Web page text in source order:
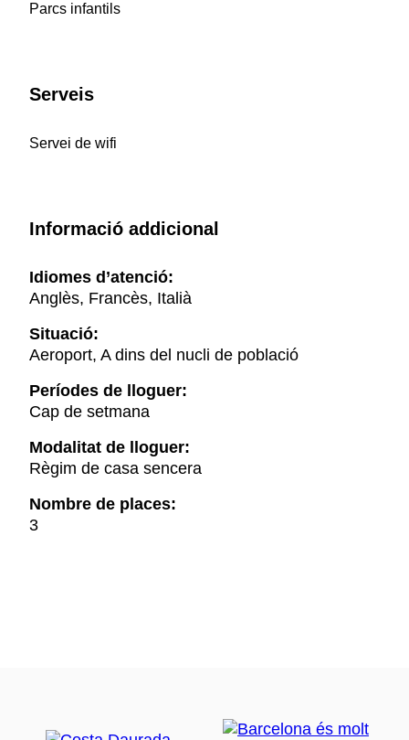
Parcs infantils
Serveis
Servei de wifi
Informació addicional
Idiomes d’atenció:
Anglès, Francès, Italià
Situació:
Aeroport, A dins del nucli de població
Períodes de lloguer:
Cap de setmana
Modalitat de lloguer:
Règim de casa sencera
Nombre de places:
3